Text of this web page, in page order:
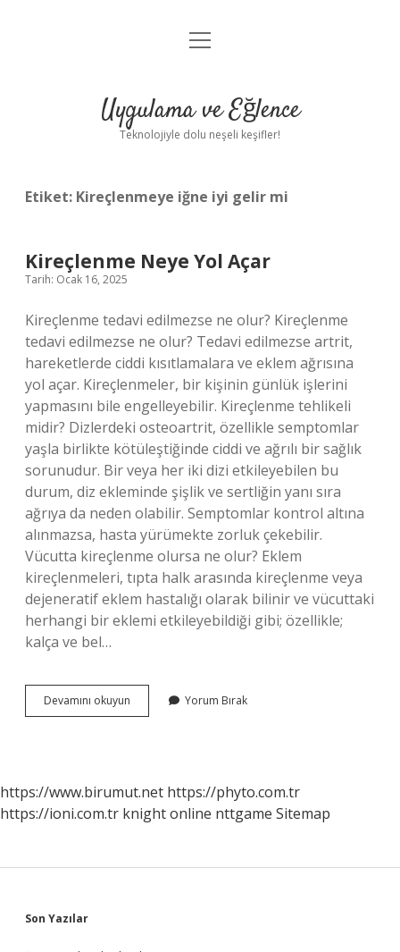
Anasayfa
Yasal Uyarı
menüyü
Uygulama ve Eğlence
Teknolojiyle dolu neşeli keşifler!
Etiket: Kireçlenmeye iğne iyi gelir mi
Kireçlenme Neye Yol Açar
Tarih: Ocak 16, 2025
Kireçlenme tedavi edilmezse ne olur? Kireçlenme
tedavi edilmezse ne olur? Tedavi edilmezse artrit,
hareketlerde ciddi kısıtlamalara ve eklem ağrısına
yol açar. Kireçlenmeler, bir kişinin günlük işlerini
yapmasını bile engelleyebilir. Kireçlenme tehlikeli
midir? Dizlerdeki osteoartrit, özellikle semptomlar
yaşla birlikte kötüleştiğinde ciddi ve ağrılı bir sağlık
sorunudur. Bir veya her iki dizi etkileyebilen bu
durum, diz ekleminde şişlik ve sertliğin yanı sıra
ağrıya da neden olabilir. Semptomlar kontrol altına
alınmazsa, hasta yürümekte zorluk çekebilir.
Vücutta kireçlenme olursa ne olur? Eklem
kireçlenmeleri, tıpta halk arasında kireçlenme veya
dejeneratif eklem hastalığı olarak bilinir ve vücuttaki
herhangi bir eklemi etkileyebildiği gibi; özellikle;
kalça ve bel…
Devamını okuyun Kireçlenme
Neye
Yorum Bırak
https://www.birumut.net https://phyto.com.tr
https://ioni.com.tr knight online nttgame Sitemap
Sidebar
Son Yazılar